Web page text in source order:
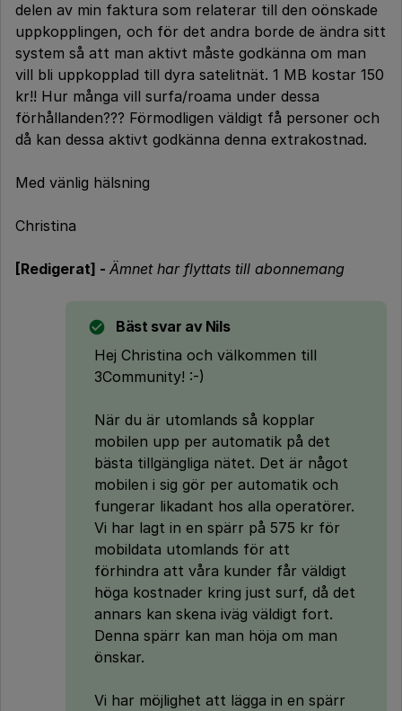
delen av min faktura som relaterar till den oönskade
uppkopplingen, och för det andra borde de ändra sitt
system så att man aktivt måste godkänna om man
vill bli uppkopplad till dyra satelitnät. 1 MB kostar 150
kr!! Hur många vill surfa/roama under dessa
förhållanden??? Förmodligen väldigt få personer och
då kan dessa aktivt godkänna denna extrakostnad.
Med vänlig hälsning
Christina
[Redigerat] - Ämnet har flyttats till abonnemang
Bäst svar av Nils
Hej Christina och välkommen till
3Community! :-)
När du är utomlands så kopplar
mobilen upp per automatik på det
bästa tillgängliga nätet. Det är något
mobilen i sig gör per automatik och
fungerar likadant hos alla operatörer.
Vi har lagt in en spärr på 575 kr för
mobildata utomlands för att
förhindra att våra kunder får väldigt
höga kostnader kring just surf, då det
annars kan skena iväg väldigt fort.
Denna spärr kan man höja om man
önskar.
Vi har möjlighet att lägga in en spärr